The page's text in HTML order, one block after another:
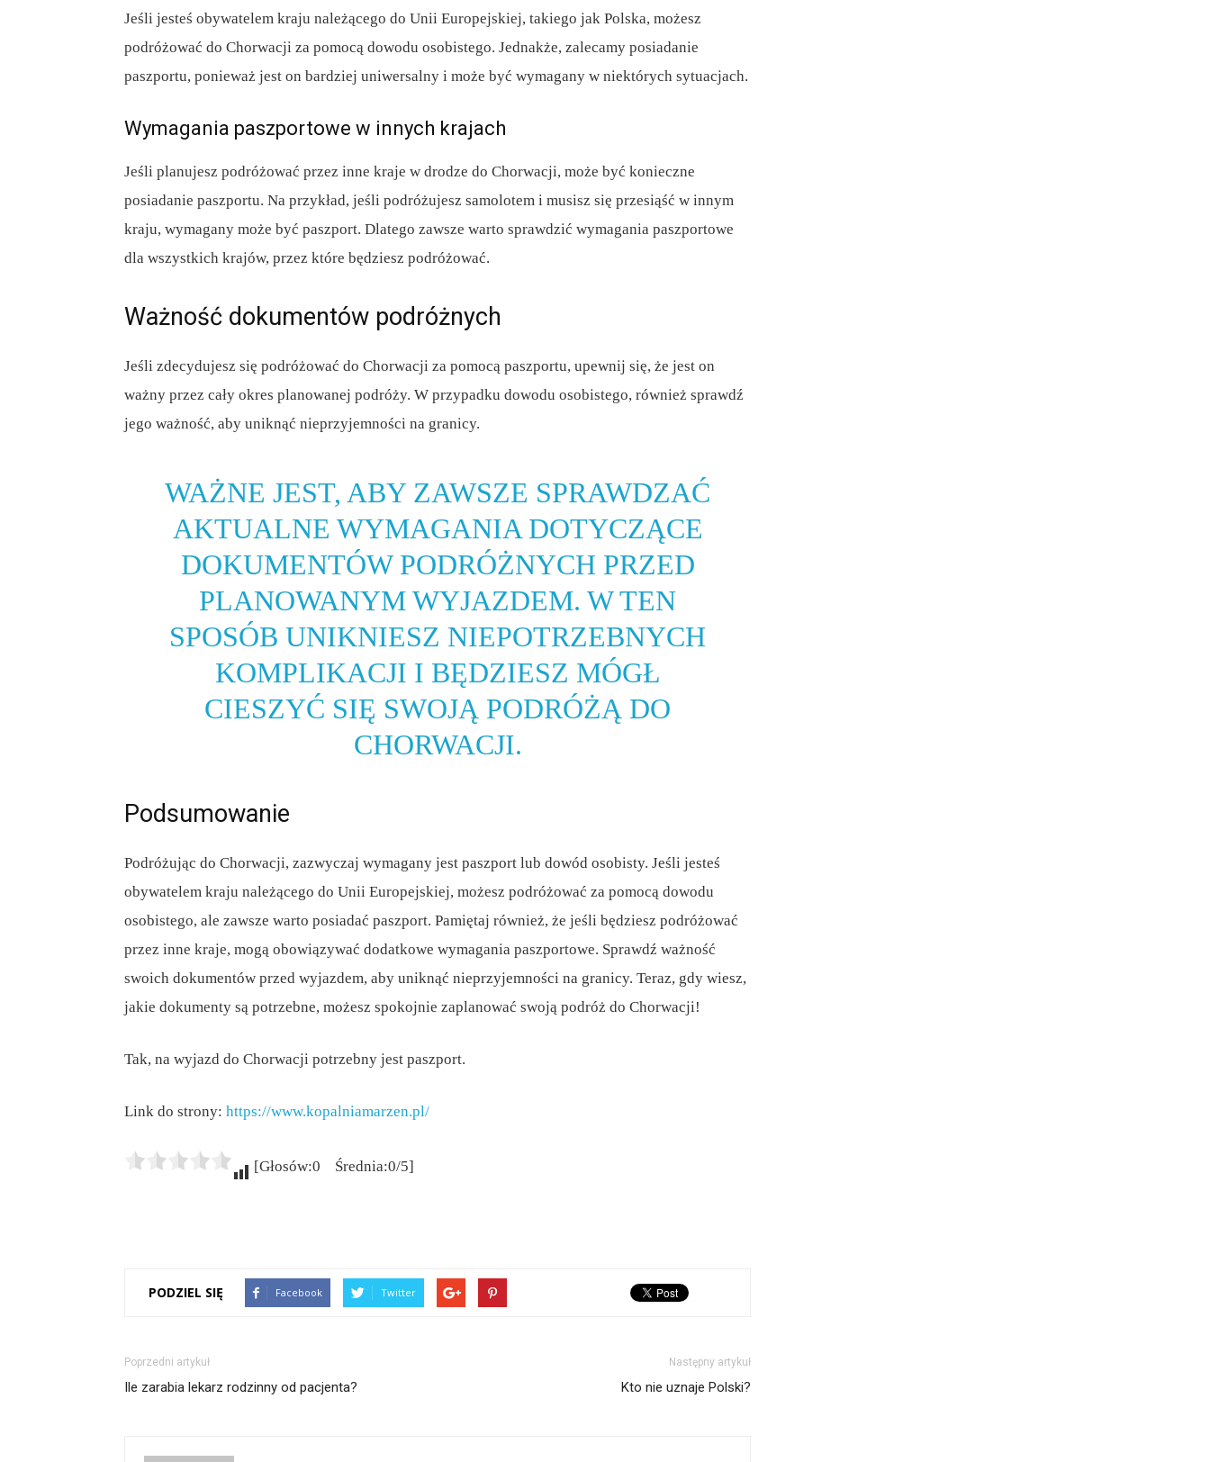
Jeśli jesteś obywatelem kraju należącego do Unii Europejskiej, takiego jak Polska, możesz
podróżować do Chorwacji za pomocą dowodu osobistego. Jednakże, zalecamy posiadanie
paszportu, ponieważ jest on bardziej uniwersalny i może być wymagany w niektórych sytuacjach.
Wymagania paszportowe w innych krajach
Jeśli planujesz podróżować przez inne kraje w drodze do Chorwacji, może być konieczne
posiadanie paszportu. Na przykład, jeśli podróżujesz samolotem i musisz się przesiąść w innym
kraju, wymagany może być paszport. Dlatego zawsze warto sprawdzić wymagania paszportowe
dla wszystkich krajów, przez które będziesz podróżować.
Ważność dokumentów podróżnych
Jeśli zdecydujesz się podróżować do Chorwacji za pomocą paszportu, upewnij się, że jest on
ważny przez cały okres planowanej podróży. W przypadku dowodu osobistego, również sprawdź
jego ważność, aby uniknąć nieprzyjemności na granicy.
WAŻNE JEST, ABY ZAWSZE SPRAWDZAĆ
AKTUALNE WYMAGANIA DOTYCZĄCE
DOKUMENTÓW PODRÓŻNYCH PRZED
PLANOWANYM WYJAZDEM. W TEN
SPOSÓB UNIKNIESZ NIEPOTRZEBNYCH
KOMPLIKACJI I BĘDZIESZ MÓGŁ
CIESZYĆ SIĘ SWOJĄ PODRÓŻĄ DO
CHORWACJI.
Podsumowanie
Podróżując do Chorwacji, zazwyczaj wymagany jest paszport lub dowód osobisty. Jeśli jesteś
obywatelem kraju należącego do Unii Europejskiej, możesz podróżować za pomocą dowodu
osobistego, ale zawsze warto posiadać paszport. Pamiętaj również, że jeśli będziesz podróżować
przez inne kraje, mogą obowiązywać dodatkowe wymagania paszportowe. Sprawdź ważność
swoich dokumentów przed wyjazdem, aby uniknąć nieprzyjemności na granicy. Teraz, gdy wiesz,
jakie dokumenty są potrzebne, możesz spokojnie zaplanować swoją podróż do Chorwacji!
Tak, na wyjazd do Chorwacji potrzebny jest paszport.
Link do strony: https://www.kopalniamarzen.pl/
[Głosów:0 Średnia:0/5]
PODZIEL SIĘ Facebook Twitter
Poprzedni artykuł
Ile zarabia lekarz rodzinny od pacjenta?
Następny artykuł
Kto nie uznaje Polski?